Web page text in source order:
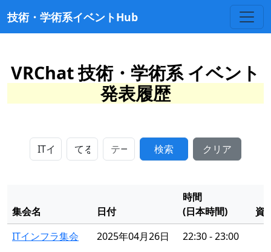
技術・学術系イベントHub
VRChat 技術・学術系 イベント
発表履歴
検索 クリア
集会名 日付
時間
(日本時間)
資
ITインフラ集会
2025年04月26日 22:30 - 23:00